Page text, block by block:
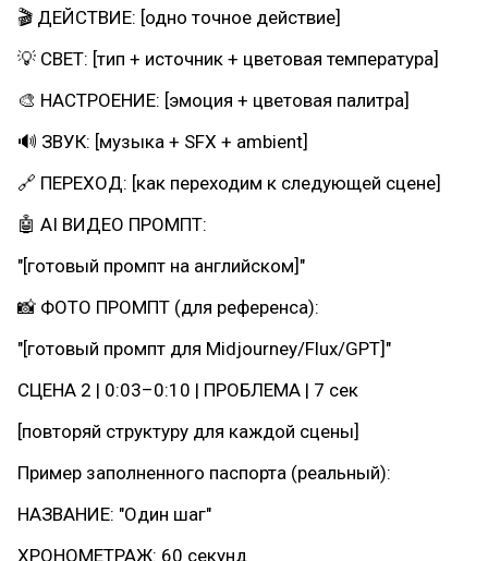
🎬 ДЕЙСТВИЕ: [одно точное действие]
💡 СВЕТ: [тип + источник + цветовая температура]
🎨 НАСТРОЕНИЕ: [эмоция + цветовая палитра]
🔊 ЗВУК: [музыка + SFX + ambient]
🔗 ПЕРЕХОД: [как переходим к следующей сцене]
🤖 AI ВИДЕО ПРОМПТ:
"[готовый промпт на английском]"
📸 ФОТО ПРОМПТ (для референса):
"[готовый промпт для Midjourney/Flux/GPT]"
СЦЕНА 2 | 0:03–0:10 | ПРОБЛЕМА | 7 сек
[повторяй структуру для каждой сцены]
Пример заполненного паспорта (реальный):
НАЗВАНИЕ: "Один шаг"
ХРОНОМЕТРАЖ: 60 секунд